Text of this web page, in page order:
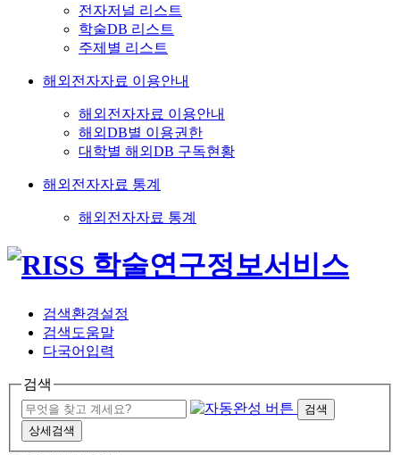
전자저널 리스트
학술DB 리스트
주제별 리스트
해외전자자료 이용안내
해외전자자료 이용안내
해외DB별 이용권한
대학별 해외DB 구독현황
해외전자자료 통계
해외전자자료 통계
검색환경설정
검색도움말
다국어입력
검색
검색
상세검색